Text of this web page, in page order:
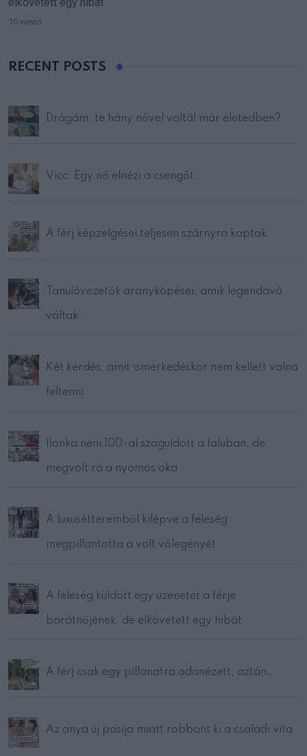
10 views
RECENT POSTS
Drágám, te hány nővel voltál már életedben?
Vicc: Egy nő elnézi a csengőt
A férj képzelgései teljesen szárnyra kaptak
Tanulóvezetők aranyköpései, amik legendává
váltak
Két kérdés, amit ismerkedéskor nem kellett volna
feltenni
Ilonka néni 100-al száguldott a faluban, de
megvolt rá a nyomós oka
A luxusétteremből kilépve a feleség
megpillantotta a volt vőlegényét
A feleség küldött egy üzenetet a férje
barátnőjének, de elkövetett egy hibát
A férj csak egy pillanatra odanézett, aztán…
Az anya új pasija miatt robbant ki a családi vita